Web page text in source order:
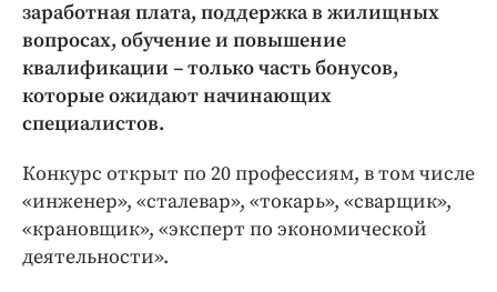
Интересное чтиво
Клиника года
Бренд года
Работодатель года
заработная плата, поддержка в жилищных
вопросах, обучение и повышение
квалификации – только часть бонусов,
которые ожидают начинающих
специалистов.
Конкурс открыт по 20 профессиям, в том числе
«инженер», «сталевар», «токарь», «сварщик»,
«крановщик», «эксперт по экономической
деятельности».